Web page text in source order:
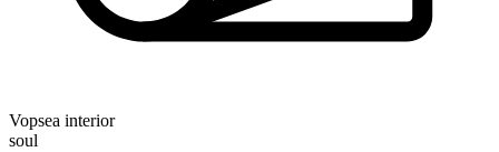
Vopsea interior
soul